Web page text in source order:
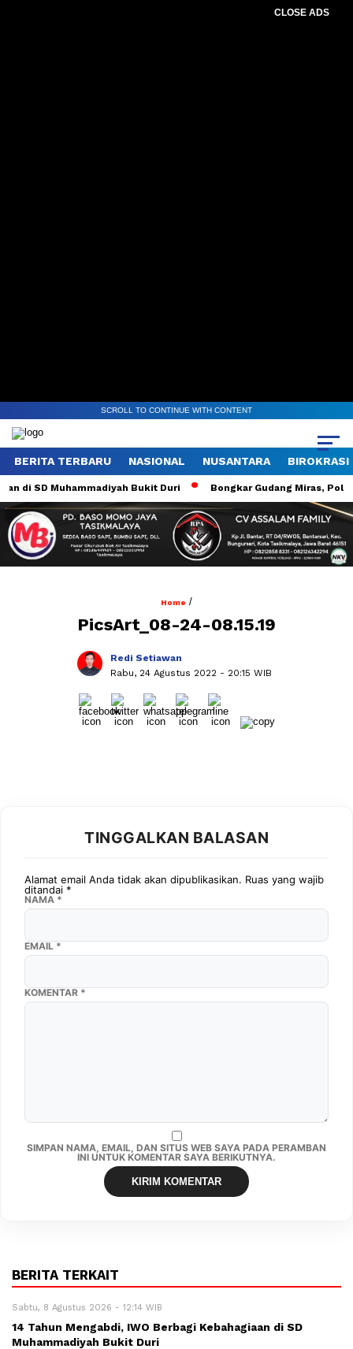
CLOSE ADS
SCROLL TO CONTINUE WITH CONTENT
BERITA TERBARU NASIONAL NUSANTARA BIROKRASI
di SD Muhammadiyah Bukit Duri Bongkar Gudang Miras,
Home /
PicsArt_08-24-08.15.19
Redi Setiawan
Rabu, 24 Agustus 2022 - 20:15 WIB
TINGGALKAN BALASAN
Alamat email Anda tidak akan dipublikasikan. Ruas yang wajib
ditandai *
KOMENTAR*
NAMA *
EMAIL*
SIMPAN NAMA, EMAIL, DAN SITUS WEB SAYA PADA PERAMBAN
INI UNTUK KOMENTAR SAYA BERIKUTNYA.
BERITA TERKAIT
Sabtu, 8 Agustus 2026 - 12:14 WIB
14 Tahun Mengabdi, IWO Berbagi Kebahagiaan di SD
Muhammadiyah Bukit Duri